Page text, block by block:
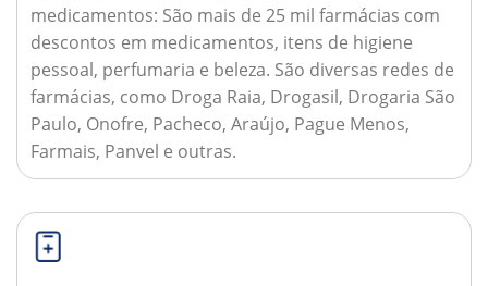
medicamentos: São mais de 25 mil farmácias com
descontos em medicamentos, itens de higiene
pessoal, perfumaria e beleza. São diversas redes de
farmácias, como Droga Raia, Drogasil, Drogaria São
Paulo, Onofre, Pacheco, Araújo, Pague Menos,
Farmais, Panvel e outras.